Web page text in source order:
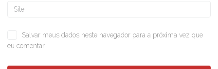
Salvar meus dados neste navegador para a próxima vez que
eu comentar.